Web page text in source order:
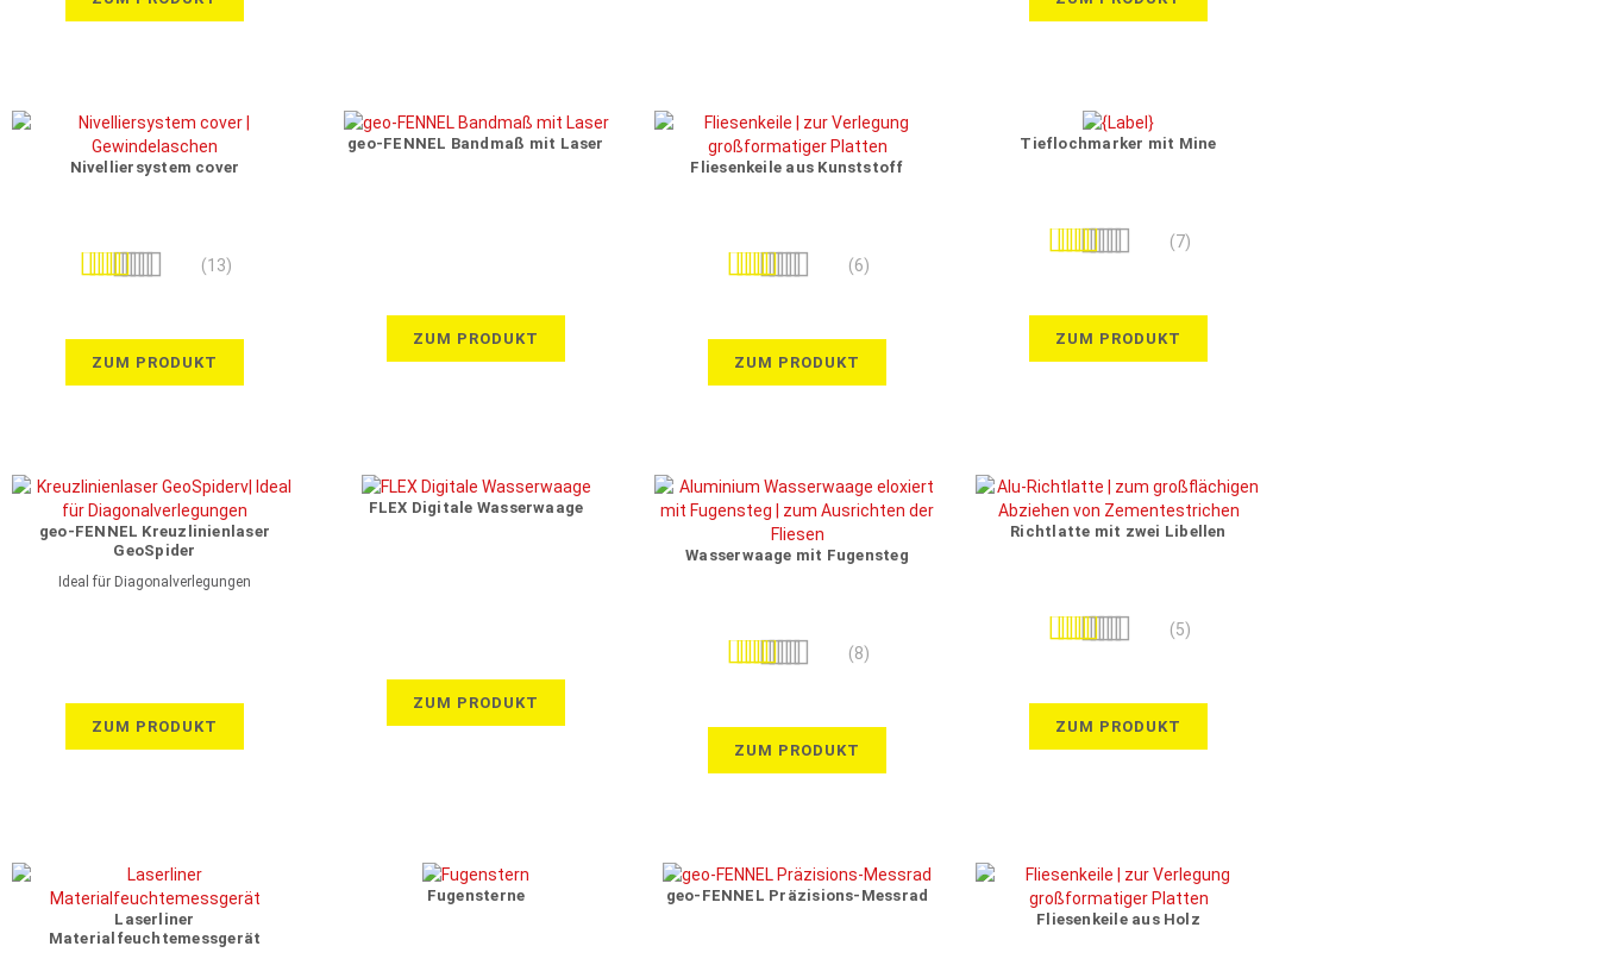
Nivelliersystem cover
Bewertung: (13)
ZUM PRODUKT
geo-FENNEL Bandmaß mit Laser
ZUM PRODUKT
Fliesenkeile aus Kunststoff
Bewertung: (6)
ZUM PRODUKT
Tieflochmarker mit Mine
Bewertung: (7)
ZUM PRODUKT
geo-FENNEL Kreuzlinienlaser
GeoSpider
Ideal für Diagonalverlegungen
ZUM PRODUKT
FLEX Digitale Wasserwaage
ZUM PRODUKT
Wasserwaage mit Fugensteg
Bewertung: (8)
ZUM PRODUKT
Richtlatte mit zwei Libellen
Bewertung: (5)
ZUM PRODUKT
Laserliner
Materialfeuchtemessgerät
Fugensterne geo-FENNEL Präzisions-Messrad
Fliesenkeile aus Holz